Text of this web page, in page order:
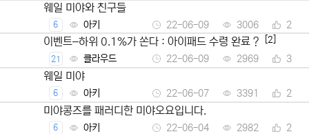
웨일 미야와 친구들
6 아키 22-06-09 3006 2
이벤트–하위 0.1%가 쏜다 : 아이패드 수령 완료 ? [2]
21 클라우드 22-06-09 2969 3
웨일 미야
6 아키 22-06-07 3391 2
미야콩즈를 패러디한 미야오요입니다.
6 아키 22-06-04 2982 2